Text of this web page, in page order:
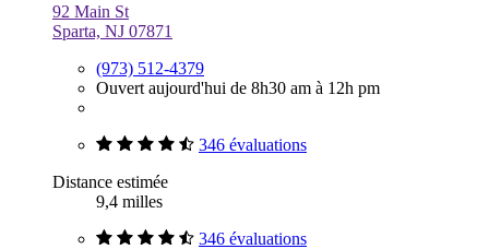
92 Main St
Sparta, NJ 07871
(973) 512-4379
Ouvert aujourd'hui de 8h30 am à 12h pm
346 évaluations
Distance estimée
9,4 milles
346 évaluations